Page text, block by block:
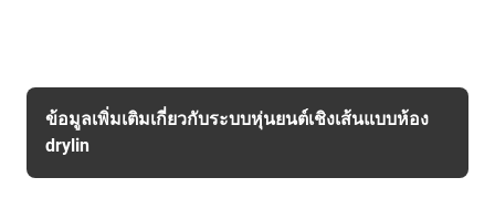
ข้อมูลเพิ่มเติมเกี่ยวกับระบบหุ่นยนต์เชิงเส้นแบบห้อง
drylin